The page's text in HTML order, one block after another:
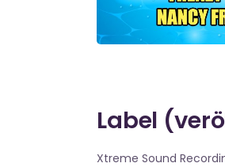
Label
Xtreme Sound